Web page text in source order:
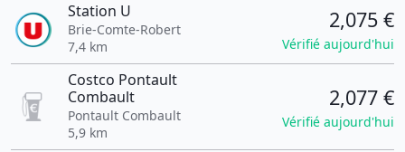
Station U
Brie-Comte-Robert
7,4 km
2,075 €
Vérifié aujourd'hui
Costco Pontault
Combault
Pontault Combault
5,9 km
2,077 €
Vérifié aujourd'hui